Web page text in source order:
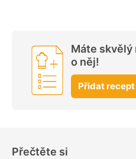
Máte skvělý
o něj!
Přidat recept
Přečtěte si